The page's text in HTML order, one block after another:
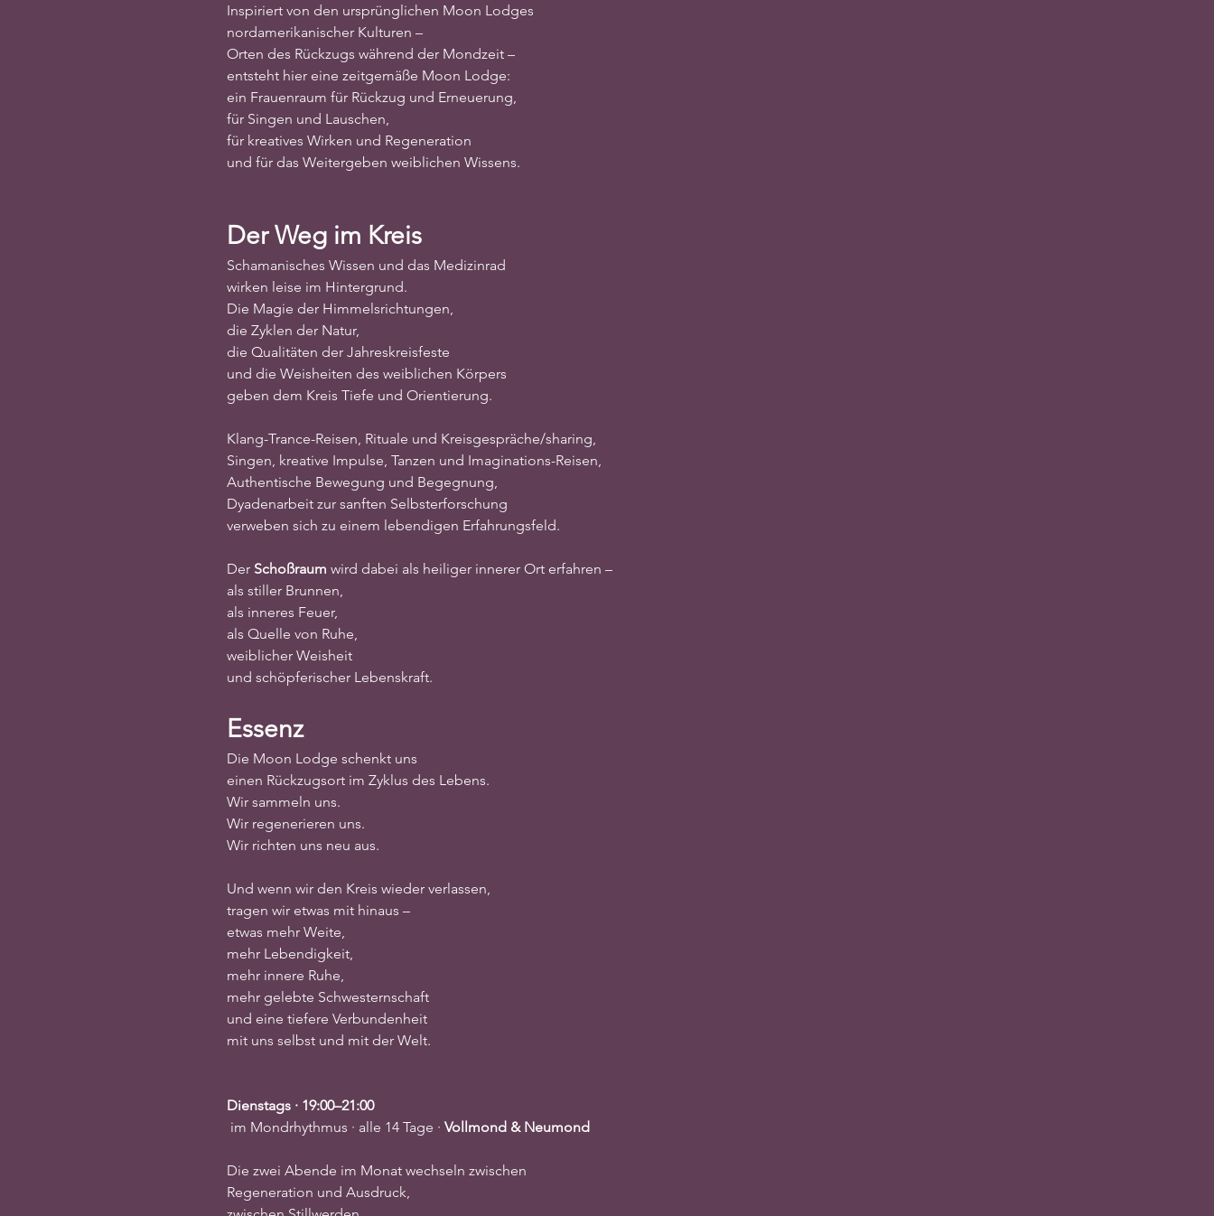
Inspiriert von den ursprünglichen Moon Lodges
nordamerikanischer Kulturen –
Orten des Rückzugs während der Mondzeit –
entsteht hier eine zeitgemäße Moon Lodge:
ein Frauenraum für Rückzug und Erneuerung,
für Singen und Lauschen,
für kreatives Wirken und Regeneration
und für das Weitergeben weiblichen Wissens.
Der Weg im Kreis
Schamanisches Wissen und das Medizinrad
wirken leise im Hintergrund.
Die Magie der Himmelsrichtungen,
die Zyklen der Natur,
die Qualitäten der Jahreskreisfeste
und die Weisheiten des weiblichen Körpers
geben dem Kreis Tiefe und Orientierung.
Klang-Trance-Reisen, Rituale und Kreisgespräche/sharing,
Singen, kreative Impulse, Tanzen und Imaginations-Reisen,
Authentische Bewegung und Begegnung,
Dyadenarbeit zur sanften Selbsterforschung
verweben sich zu einem lebendigen Erfahrungsfeld.
Der Schoßraum wird dabei als heiliger innerer Ort erfahren –
als stiller Brunnen,
als inneres Feuer,
als Quelle von Ruhe,
weiblicher Weisheit
und schöpferischer Lebenskraft.
Essenz
Die Moon Lodge schenkt uns
einen Rückzugsort im Zyklus des Lebens.
Wir sammeln uns.
Wir regenerieren uns.
Wir richten uns neu aus.
Und wenn wir den Kreis wieder verlassen,
tragen wir etwas mit hinaus –
etwas mehr Weite,
mehr Lebendigkeit,
mehr innere Ruhe,
mehr gelebte Schwesternschaft
und eine tiefere Verbundenheit
mit uns selbst und mit der Welt.
Dienstags · 19:00–21:00
im Mondrhythmus · alle 14 Tage · Vollmond & Neumond
Die zwei Abende im Monat wechseln zwischen
Regeneration und Ausdruck,